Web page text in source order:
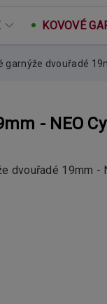
KOVOVÉ
garnýže dvouřadé
- NEO